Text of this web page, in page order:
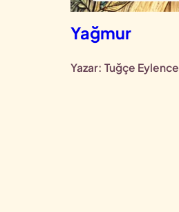
Yağmur
Yazar: Tuğçe Eylence